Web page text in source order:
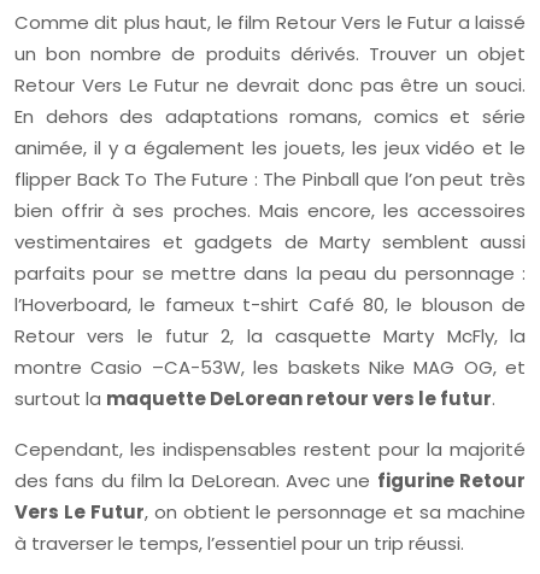
Comme dit plus haut, le film Retour Vers le Futur a laissé
un bon nombre de produits dérivés. Trouver un objet
Retour Vers Le Futur ne devrait donc pas être un souci.
En dehors des adaptations romans, comics et série
animée, il y a également les jouets, les jeux vidéo et le
flipper Back To The Future : The Pinball que l’on peut très
bien offrir à ses proches. Mais encore, les accessoires
vestimentaires et gadgets de Marty semblent aussi
parfaits pour se mettre dans la peau du personnage :
l’Hoverboard, le fameux t-shirt Café 80, le blouson de
Retour vers le futur 2, la casquette Marty McFly, la
montre Casio –CA-53W, les baskets Nike MAG OG, et
surtout la maquette DeLorean retour vers le futur.
Cependant, les indispensables restent pour la majorité
des fans du film la DeLorean. Avec une figurine Retour
Vers Le Futur, on obtient le personnage et sa machine
à traverser le temps, l’essentiel pour un trip réussi.